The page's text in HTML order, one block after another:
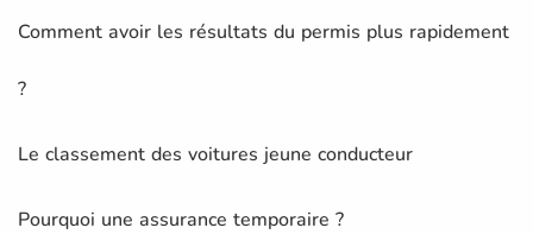
Comment avoir les résultats du permis plus rapidement
?
Le classement des voitures jeune conducteur
Pourquoi une assurance temporaire ?